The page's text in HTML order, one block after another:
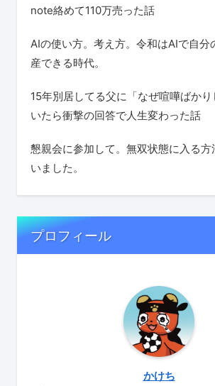
note絡めて110万売った話
AIの使い方。考え方。令和はAIで自分
産できる時代。
15年別居してる父に「なぜ喧嘩ばか
いたら衝撃の回答で人生変わった話
懇親会に参加して。無双状態に入る方
いました。
プロフィール
かけち